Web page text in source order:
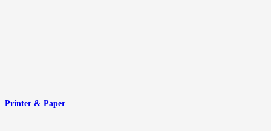
Printer & Paper